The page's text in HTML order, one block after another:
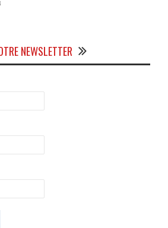
NEWSLETTER